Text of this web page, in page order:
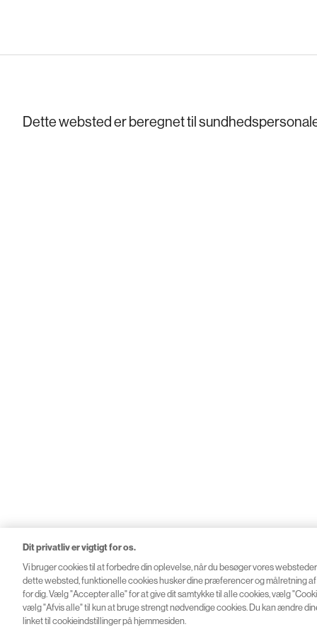
Dette websted er beregnet til
© 2026 Novartis
Dit privatliv er vigtigt for os.
Vi bruger cookies til at forbedre din oplevelse, når du besøger vores
dette websted, funktionelle cookies husker dine præferencer og målretning
for dig. Vælg "Accepter alle" for at give dit samtykke til alle cookies, vælg
vælg "Afvis alle" til kun at bruge strengt nødvendige cookies. Du kan ændre
linket til cookieindstillinger på hjemmesiden.